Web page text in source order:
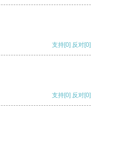
支持[0] 反对[0]
支持[0] 反对[0]